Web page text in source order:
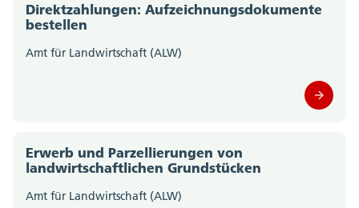
Direktzahlungen: Aufzeichnungsdokumente
bestellen
Amt für Landwirtschaft (ALW)
Erwerb und Parzellierungen von
landwirtschaftlichen Grundstücken
Amt für Landwirtschaft (ALW)